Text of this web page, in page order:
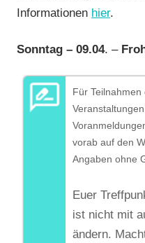
Informationen hier.
Sonntag – 09.04. –
Für
vorab auf den
Angaben ohne
Euer
ist nicht mit
ändern.